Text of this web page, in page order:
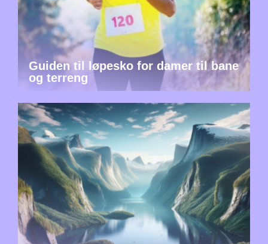
Guiden til løpesko for damer til bane
og terreng